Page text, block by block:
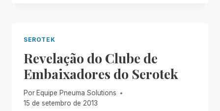
SEROTEK
Revelação do Clube de
Embaixadores do Serotek
Por Equipe Pneuma Solutions
15 de setembro de 2013